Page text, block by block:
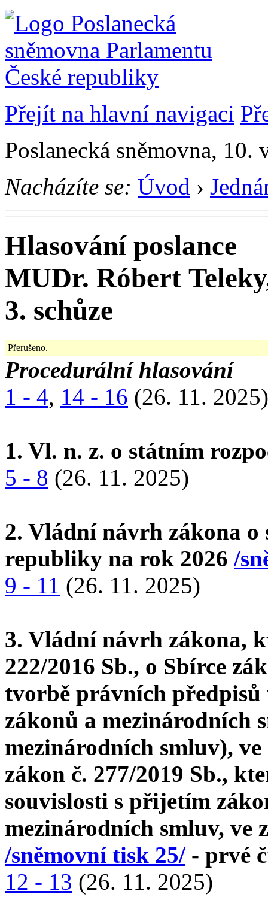
Přejít na hlavní navigaci
Poslanecká sněmovna,
Nacházíte se: Úvod ›
Hlasování poslance
MUDr. Róbert
3. schůze
Přerušeno.
Procedurální hlasování
1 - 4, 14 - 16 (26. 11. 2025)
1. Vl. n. z. o státním
5 - 8 (26. 11. 2025)
2. Vládní návrh zákona o
republiky na rok 2026 /
9 - 11 (26. 11. 2025)
3. Vládní návrh zákona,
222/2016 Sb., o Sbírce
tvorbě právních předpisů
zákonů a mezinárodních
mezinárodních smluv),
zákon č. 277/2019 Sb.,
souvislosti s přijetím
mezinárodních smluv, ve
/sněmovní tisk 25/ - prvé
12 - 13 (26. 11. 2025)